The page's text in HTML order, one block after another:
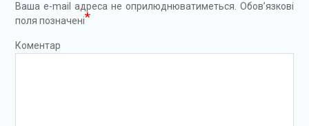
Ваша e-mail адреса не оприлюднюватиметься. Обов’язкові
поля позначені*
Коментар